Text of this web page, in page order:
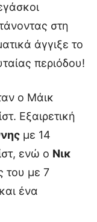
στη
άγγιξε το
περιόδου!
ο Μάικ
Εξαιρετική
με 14
ενώ ο Νικ
του με 7
ένα